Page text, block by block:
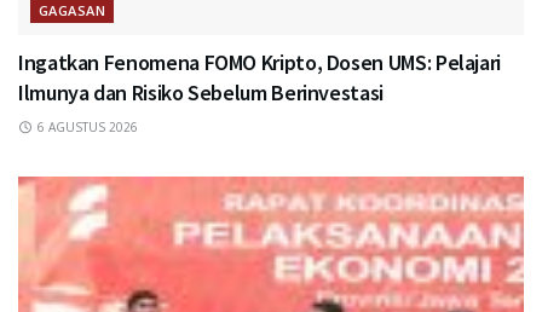
GAGASAN
Ingatkan Fenomena FOMO Kripto, Dosen UMS: Pelajari
Ilmunya dan Risiko Sebelum Berinvestasi
6 AGUSTUS 2026